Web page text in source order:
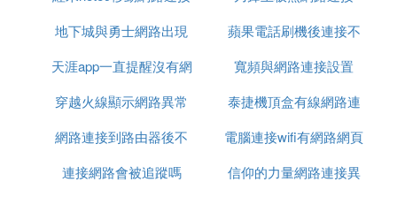
您的網路服務商出現了故障或維護。
5. 電視機軟體問題：如果您的電視機連接的是有線或
無線網路，可能是因為電視機的軟體出現了問題，例
如需要更新軟體或重置電視機。
如果您的電視機顯示無網路，可以嘗試重新啟動電視
機、路由器或調整網路設置等方法來解決問題。如果
問題仍然存在，建議聯系電視機廠商或網路服務商尋
不上
地下城與勇士網路出現
異常09
蘋果電話刷機後連接不
上網路
天涯app一直提醒沒有網
路連接
寬頻與網路連接設置
穿越火線顯示網路異常
安全
泰捷機頂盒有線網路連
接這樣設置
網路連接到路由器後不
能上網
電腦連接wifi有網路網頁
打不開
連接網路會被追蹤嗎
信仰的力量網路連接異